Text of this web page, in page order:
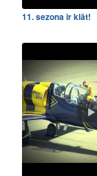
11. sezona ir klāt!